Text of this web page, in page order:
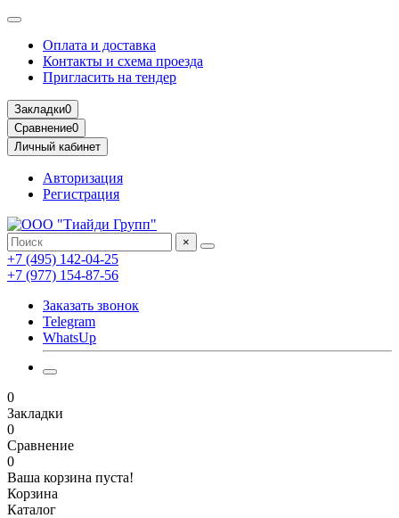
Оплата и доставка
Контакты и схема проезда
Пригласить на тендер
Закладки0
Сравнение0
Личный кабинет
Авторизация
Регистрация
×
+7 (495) 142-04-25
+7 (977) 154-87-56
Заказать звонок
Telegram
WhatsUp
0
Закладки
0
Сравнение
0
Ваша корзина пуста!
Корзина
Каталог